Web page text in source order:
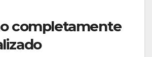
completamente